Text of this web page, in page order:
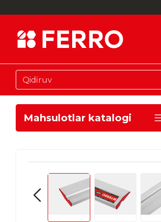
Mahsulotlar katalogi